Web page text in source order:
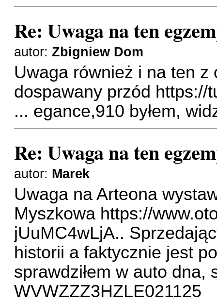
Re: Uwaga na ten
autor:Zbigniew Dom
Uwaga również i na ten z
dospawany przód https://
... egance,910 byłem,
Re: Uwaga na ten
autor: Marek
Uwaga na Arteona
Myszkowa https://
jUuMC4wLjA..
historii a faktycznie jest
sprawdziłem w auto
WVWZZZ3HZLE021125